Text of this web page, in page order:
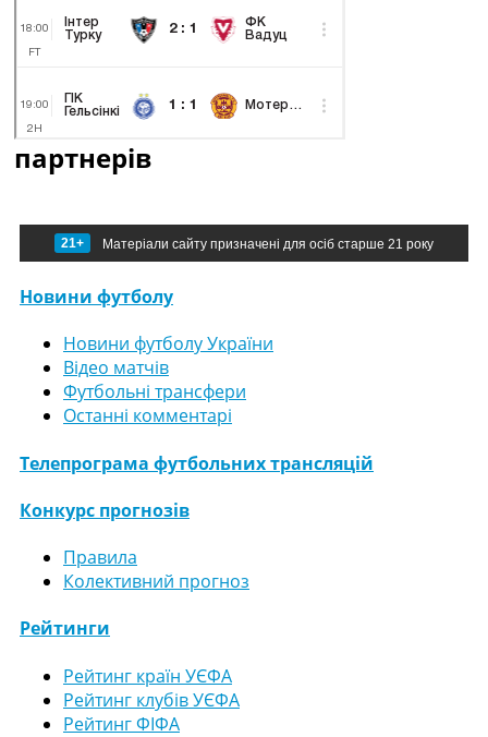
партнерів
21+ Матеріали сайту призначені для осіб старше 21 року
Новини футболу
Новини футболу України
Відео матчів
Футбольні трансфери
Останні комментарі
Телепрограма футбольних трансляцій
Конкурс прогнозів
Правила
Колективний прогноз
Рейтинги
Рейтинг країн УЄФА
Рейтинг клубів УЄФА
Рейтинг ФІФА